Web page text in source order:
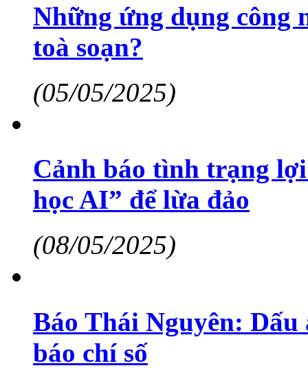
Những ứng dụng công
toà soạn?
(05/05/2025)
Cảnh báo tình trạng
học AI” để lừa đảo
(08/05/2025)
Báo Thái Nguyên:
báo chí số